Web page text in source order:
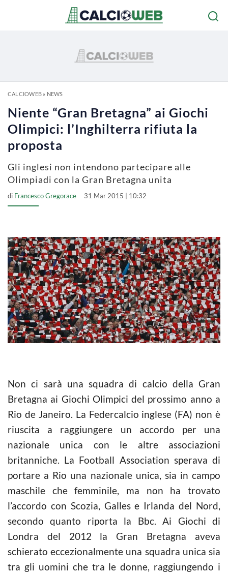
CALCIOWEB» NEWS
Niente “Gran Bretagna” ai Giochi
Olimpici: l’Inghilterra rifiuta la
proposta
Gli inglesi non intendono partecipare alle
Olimpiadi con la Gran Bretagna unita
di Francesco Gregorace 31 Mar 2015 | 10:32
Non ci sarà una squadra di calcio della Gran
Bretagna ai Giochi Olimpici del prossimo anno a
Rio de Janeiro. La Federcalcio inglese (FA) non è
riuscita a raggiungere un accordo per una
nazionale unica con le altre associazioni
britanniche. La Football Association sperava di
portare a Rio una nazionale unica, sia in campo
maschile che femminile, ma non ha trovato
l’accordo con Scozia, Galles e Irlanda del Nord,
secondo quanto riporta la Bbc. Ai Giochi di
Londra del 2012 la Gran Bretagna aveva
schierato eccezionalmente una squadra unica sia
tra gli uomini che tra le donne, raggiungendo i